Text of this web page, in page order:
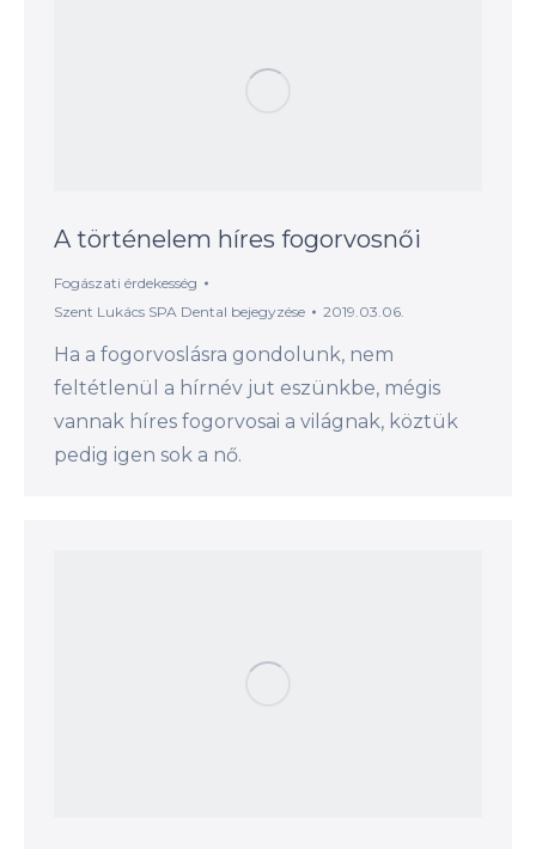
A történelem híres fogorvosnői
Fogászati érdekesség
Szent Lukács SPA Dental bejegyzése 2019.03.06.
Ha a fogorvoslásra gondolunk, nem
feltétlenül a hírnév jut eszünkbe, mégis
vannak híres fogorvosai a világnak, köztük
pedig igen sok a nő.